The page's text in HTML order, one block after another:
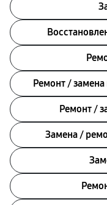
Ремонт /
Ремонт /
Замена /